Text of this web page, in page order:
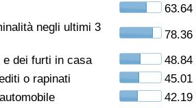
63.64
negli ultimi 3
78.36
e dei furti in casa
48.84
o rapinati
45.01
42.19
per paese